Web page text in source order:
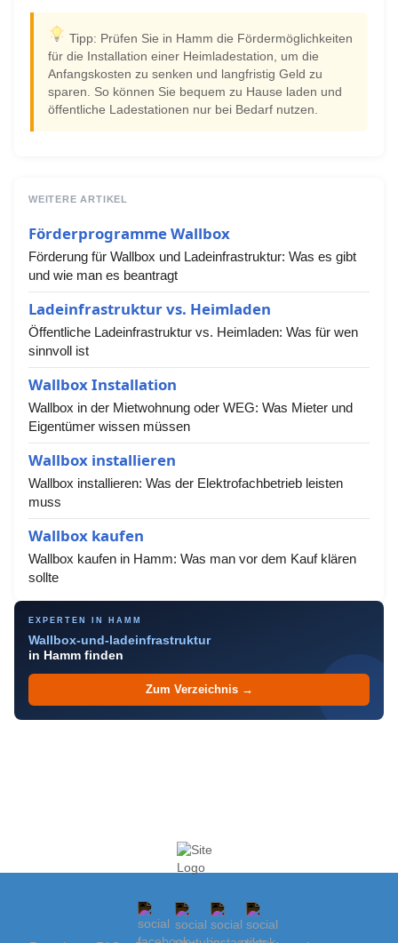
Tipp: Prüfen Sie in Hamm die Fördermöglichkeiten
für die Installation einer Heimladestation, um die
Anfangskosten zu senken und langfristig Geld zu
sparen. So können Sie bequem zu Hause laden und
öffentliche Ladestationen nur bei Bedarf nutzen.
WEITERE ARTIKEL
Förderprogramme Wallbox
Förderung für Wallbox und Ladeinfrastruktur: Was es gibt
und wie man es beantragt
Ladeinfrastruktur vs. Heimladen
Öffentliche Ladeinfrastruktur vs. Heimladen: Was für wen
sinnvoll ist
Wallbox Installation
Wallbox in der Mietwohnung oder WEG: Was Mieter und
Eigentümer wissen müssen
Wallbox installieren
Wallbox installieren: Was der Elektrofachbetrieb leisten
muss
Wallbox kaufen
Wallbox kaufen in Hamm: Was man vor dem Kauf klären
sollte
EXPERTEN IN HAMM
Wallbox-und-ladeinfrastruktur
in Hamm finden
Zum Verzeichnis →